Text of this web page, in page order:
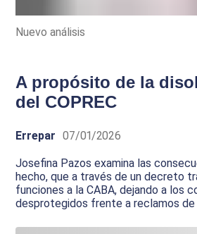
Nuevo análisis
A propósito de la
del COPREC
Errepar 07/01/2026
Josefina Pazos examina las
hecho, que a través de un decreto
funciones a la CABA, dejando a los
desprotegidos frente a reclamos de